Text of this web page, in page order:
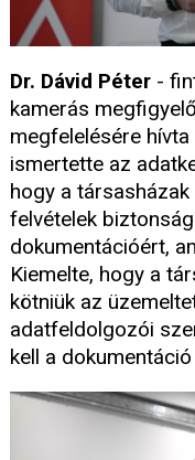
Dr. Dávid Péter -
kamerás
megfelelésére
ismertette az
hogy a
felvételek
dokumentációért,
Kiemelte, hogy a
kötniük az
adatfeldolgozói
kell a